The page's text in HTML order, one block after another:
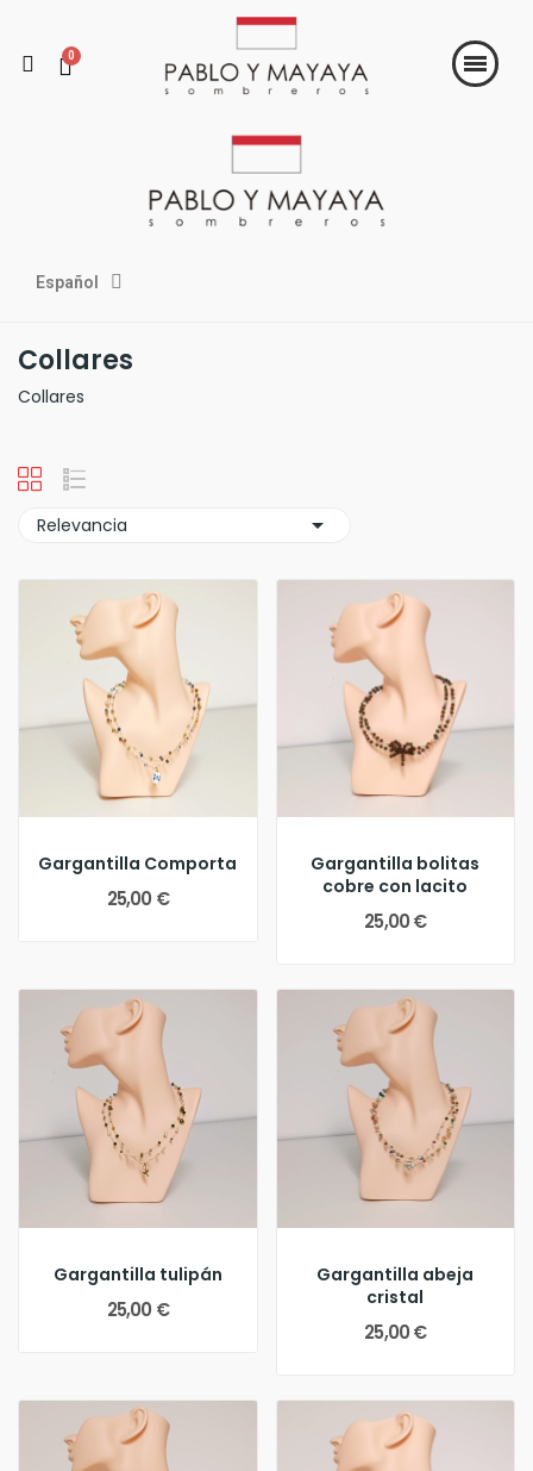
Español
Collares
Collares
Relevancia 
Gargantilla Comporta
25,00 €
Gargantilla bolitas
cobre con lacito
25,00 €
Gargantilla tulipán
25,00 €
Gargantilla abeja
cristal
25,00 €